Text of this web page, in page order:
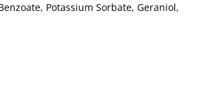
Potassium Sorbate, Geraniol,